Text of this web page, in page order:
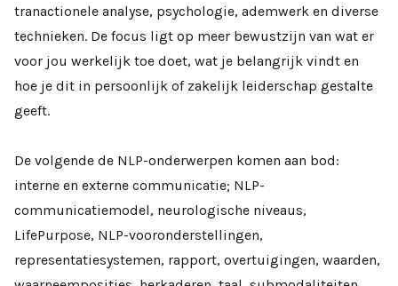
tranactionele analyse, psychologie, ademwerk en diverse
technieken. De focus ligt op meer bewustzijn van wat er
voor jou werkelijk toe doet, wat je belangrijk vindt en
hoe je dit in persoonlijk of zakelijk leiderschap gestalte
geeft.
De volgende de NLP-onderwerpen komen aan bod:
interne en externe communicatie; NLP-
communicatiemodel, neurologische niveaus,
LifePurpose, NLP-vooronderstellingen,
representatiesystemen, rapport, overtuigingen, waarden,